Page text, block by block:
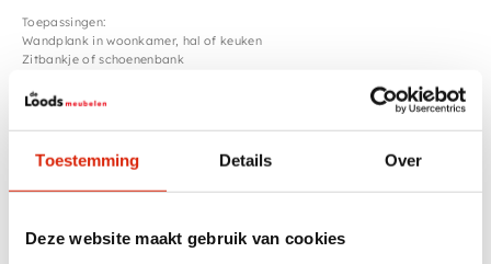
Toestemming Details Over
Deze website maakt gebruik van cookies
Toepassingen:
Wandplank in woonkamer, hal of keuken
Zitbankje of schoenenbank
Let op: Omdat het een natuurproduct is, kunnen vorm en kleur iets afwijken
Specificaties